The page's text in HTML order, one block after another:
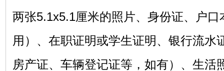
两张5.1x5.1厘米的照片、身份证、户
用）、在职证明或学生证明、银行流水
房产证、车辆登记证等，如有）、生活